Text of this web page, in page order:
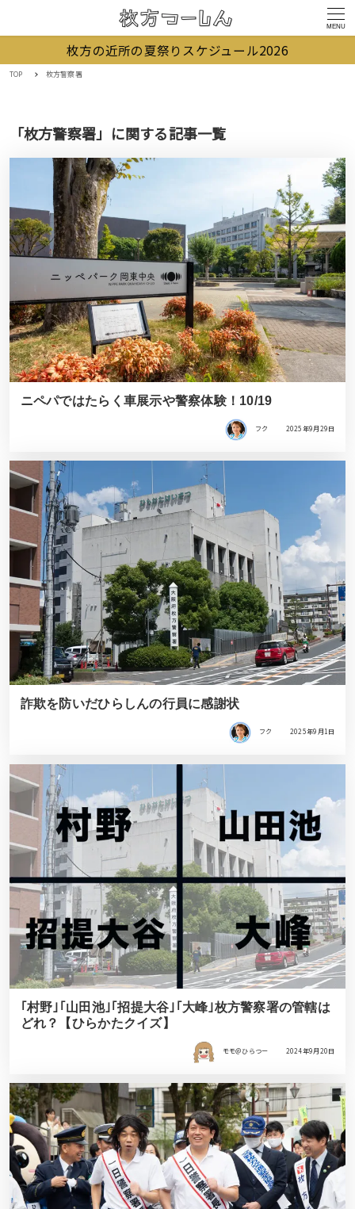
MENU
枚方の近所の夏祭りスケジュール2026
TOP 枚方警察署
「枚方警察署」に関する記事一覧
ニペパではたらく車展示や警察体験！10/19
フク 2025年9月29日
詐欺を防いだひらしんの行員に感謝状
フク 2025年9月1日
｢村野｣｢山田池｣｢招提大谷｣｢大峰｣枚方警察署の管轄は
どれ？【ひらかたクイズ】
モモ＠ひらつー 2024年9月20日